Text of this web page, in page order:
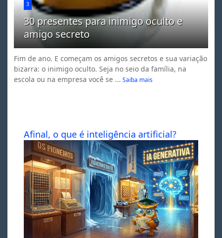
3
30 presentes para inimigo oculto e
amigo secreto
Fim de ano. E começam os amigos secretos e sua variação
bizarra: o inimigo oculto. Seja no seio da família, na
escola ou na empresa você se ... Saiba mais
Afinal, o que é inteligência artificial?